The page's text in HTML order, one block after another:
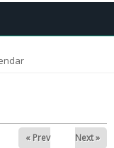
« Prev Next »